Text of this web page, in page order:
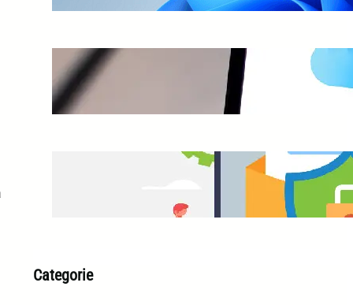
iCloud Protezione Avanzata
Categorie